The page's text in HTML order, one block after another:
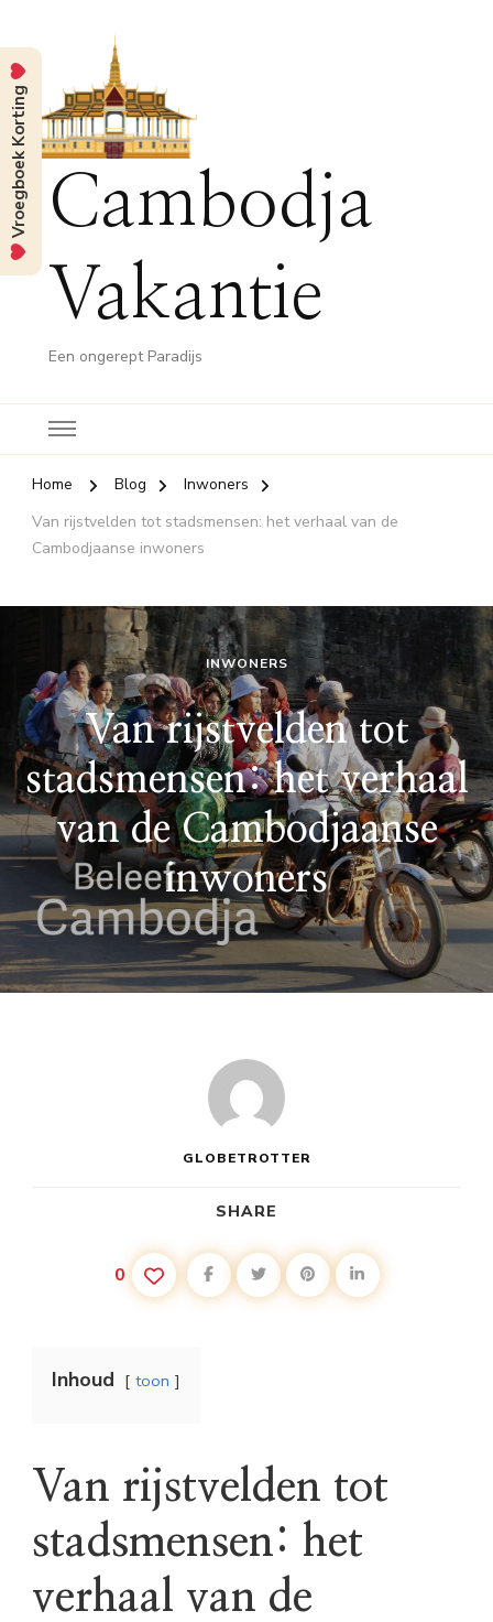
Cambodja
Vakantie
Een ongerept Paradijs
Home Blog
Inwoners
Van rijstvelden tot stadsmensen: het verhaal van de
Cambodjaanse inwoners
INWONERS
Van rijstvelden tot
stadsmensen: het verhaal
van de Cambodjaanse
inwoners
GLOBETROTTER
SHARE
0
Inhoud toon
Van rijstvelden tot
stadsmensen: het
verhaal van de
Vroegboek Korting